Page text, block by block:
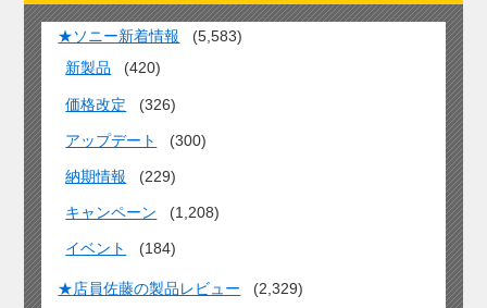
★ソニー新着情報
(5,583)
新製品
(420)
価格改定 (326)
アップデート (300)
納期情報 (229)
キャンペーン (1,208)
イベント (184)
★店員佐藤の製品レビュー (2,329)